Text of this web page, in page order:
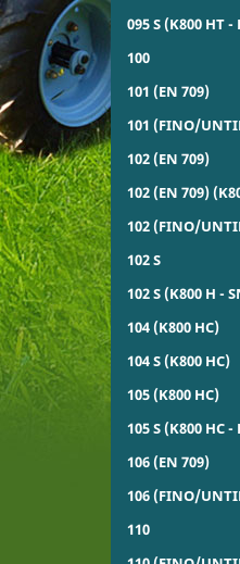
095 S (K800 HT -
100
101 (EN 709)
101 (FINO/
102 (EN 709)
102 (EN 709)
102 (FINO/
102 S
102 S (K800 H -
104 (K800 HC)
104 S (K800 HC)
105 (K800 HC)
105 S (K800 HC -
106 (EN 709)
106 (FINO/
110